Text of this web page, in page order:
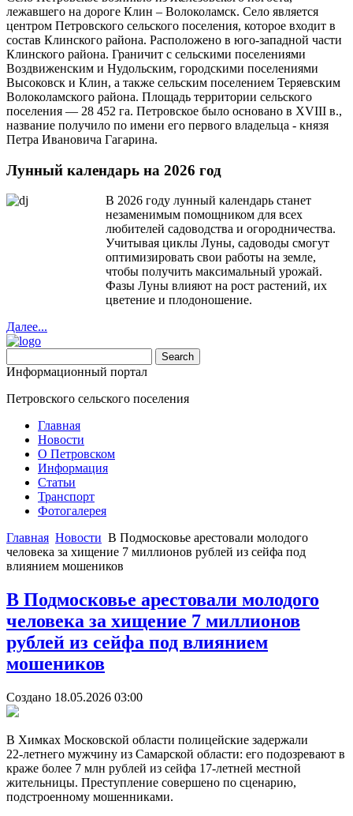
лежавшего на дороге Клин – Волоколамск. Село является
центром Петровского сельского поселения, которое входит в
состав Клинского района. Расположено в юго-западной части
Клинского района. Граничит с сельскими поселениями
Воздвиженским и Нудольским, городскими поселениями
Высоковск и Клин, а также сельским поселением Теряевским
Волоколамского района. Площадь территории сельского
поселения — 28 452 га. Петровское было основано в XVIII в.,
название получило по имени его первого владельца - князя
Петра Ивановича Гагарина.
Лунный календарь на 2026 год
В 2026 году лунный календарь станет
незаменимым помощником для всех
любителей садоводства и огородничества.
Учитывая циклы Луны, садоводы смогут
оптимизировать свои работы на земле,
чтобы получить максимальный урожай.
Фазы Луны влияют на рост растений, их
цветение и плодоношение.
Далее...
Информационный портал
Петровского сельского поселения
Главная
Новости
О Петровском
Информация
Статьи
Транспорт
Фотогалерея
Главная Новости В Подмосковье арестовали молодого
человека за хищение 7 миллионов рублей из сейфа под
влиянием мошеников
В Подмосковье арестовали молодого
человека за хищение 7 миллионов
рублей из сейфа под влиянием
мошеников
Создано 18.05.2026 03:00
В Химках Московской области полицейские задержали
22‑летнего мужчину из Самарской области: его подозревают в
краже более 7 млн рублей из сейфа 17‑летней местной
жительницы. Преступление совершено по сценарию,
подстроенному мошенниками.